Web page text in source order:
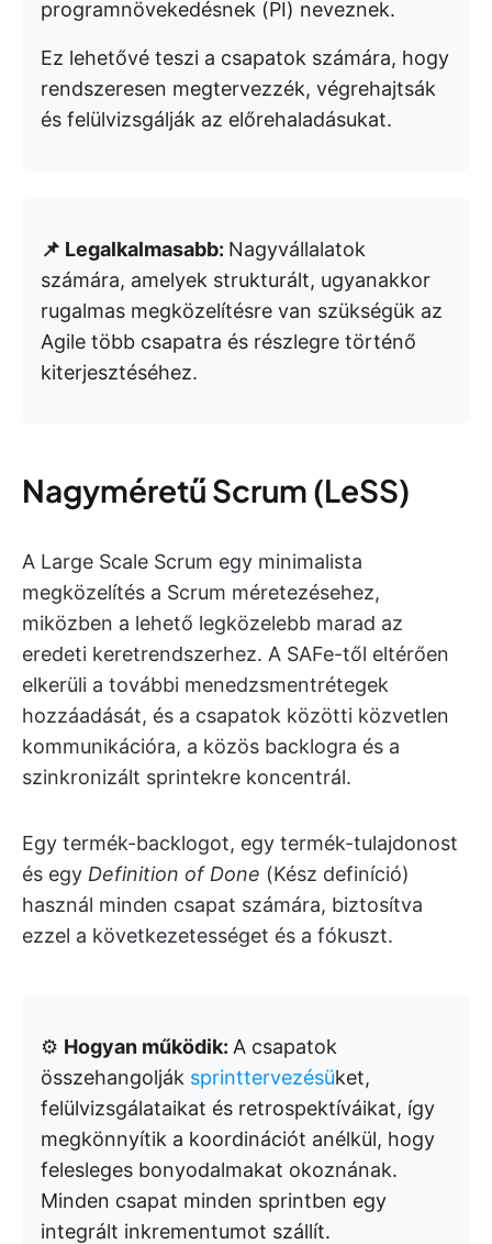
programnövekedésnek (PI) neveznek.
Ez lehetővé teszi a csapatok számára, hogy
rendszeresen megtervezzék, végrehajtsák
és felülvizsgálják az előrehaladásukat.
📌 Legalkalmasabb: Nagyvállalatok
számára, amelyek strukturált, ugyanakkor
rugalmas megközelítésre van szükségük az
Agile több csapatra és részlegre történő
kiterjesztéséhez.
Nagyméretű Scrum (LeSS)
A Large Scale Scrum egy minimalista
megközelítés a Scrum méretezésehez,
miközben a lehető legközelebb marad az
eredeti keretrendszerhez. A SAFe-től eltérően
elkerüli a további menedzsmentrétegek
hozzáadását, és a csapatok közötti közvetlen
kommunikációra, a közös backlogra és a
szinkronizált sprintekre koncentrál.
Egy termék-backlogot, egy termék-tulajdonost
és egy Definition of Done (Kész definíció)
használ minden csapat számára, biztosítva
ezzel a következetességet és a fókuszt.
⚙️ Hogyan működik: A csapatok
összehangolják sprinttervezésüket,
felülvizsgálataikat és retrospektíváikat, így
megkönnyítik a koordinációt anélkül, hogy
felesleges bonyodalmakat okoznának.
Minden csapat minden sprintben egy
integrált inkrementumot szállít.